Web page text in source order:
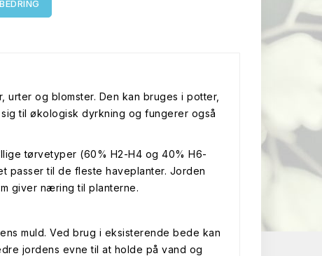
urter og blomster. Den kan bruges i potter,
til økologisk dyrkning og fungerer også
tørvetyper (60% H2-H4 og 40% H6-
passer til de fleste haveplanter. Jorden
giver næring til planterne.
muld. Ved brug i eksisterende bede kan
jordens evne til at holde på vand og